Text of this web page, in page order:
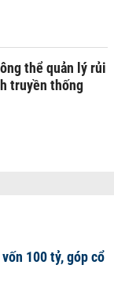
thể quản lý rủi
truyền thống
100 tỷ, góp cổ